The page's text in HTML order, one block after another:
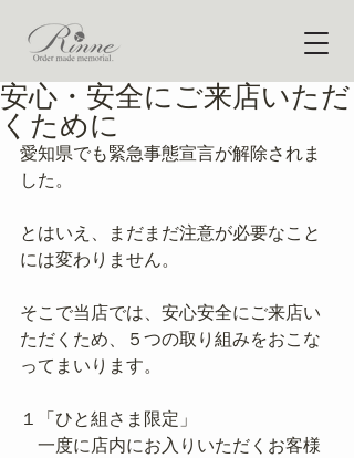
安心・安全にご来店いただ
くために
愛知県でも緊急事態宣言が解除されま
した。
とはいえ、まだまだ注意が必要なこと
には変わりません。
そこで当店では、安心安全にご来店い
ただくため、５つの取り組みをおこな
ってまいります。
１「ひと組さま限定」
一度に店内にお入りいただくお客様